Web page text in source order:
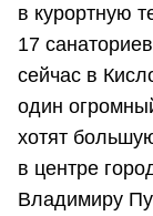
в курортную
17
сейчас в
один
хотят
в центре
Владимиру